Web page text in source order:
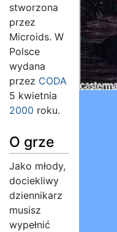
stworzona
przez
Microids. W
Polsce
wydana
przez CODA
5 kwietnia
2000 roku.
O grze
Jako młody,
dociekliwy
dziennikarz
musisz
wypełnić